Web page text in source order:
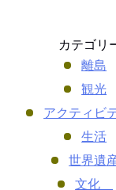
カテゴリ
離島
観光
アクティビ
生活
世界遺
文化